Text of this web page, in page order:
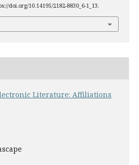
doi.org/10.14195/2182-8830_6-1_13.
Literature: Affiliations